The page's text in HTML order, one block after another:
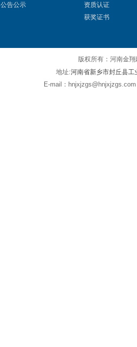
公告公示
资质认证
获奖证书
版权所有：河
地址:河南省新乡市封丘县
E-mail：